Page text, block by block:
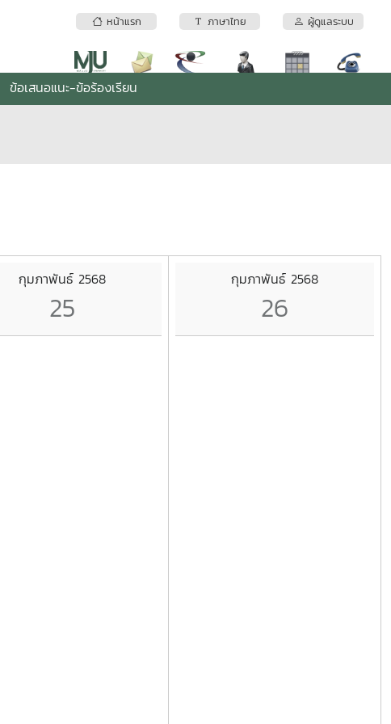
หน้าแรก ภาษาไทย ผู้ดูแลระบบ
ข้อเสนอแนะ-ข้อร้องเรียน
กุมภาพันธ์ 2568
25
กุมภาพันธ์ 2568
26